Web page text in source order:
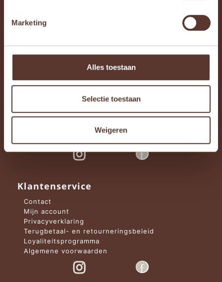
Marketing
Alles toestaan
Selectie toestaan
Weigeren
Educatief speelgoed
Magneet- en voelboeken
Sensorisch speelgoed
Keuken speelgoed
Trekspeelgoed
Nachtlampen en woonaccessoires
Auto’s
Complete pakketten
Klantenservice
Contact
Mijn account
Privacyverklaring
Terugbetaal- en retourneringsbeleid
Loyaliteitsprogramma
Algemene voorwaarden